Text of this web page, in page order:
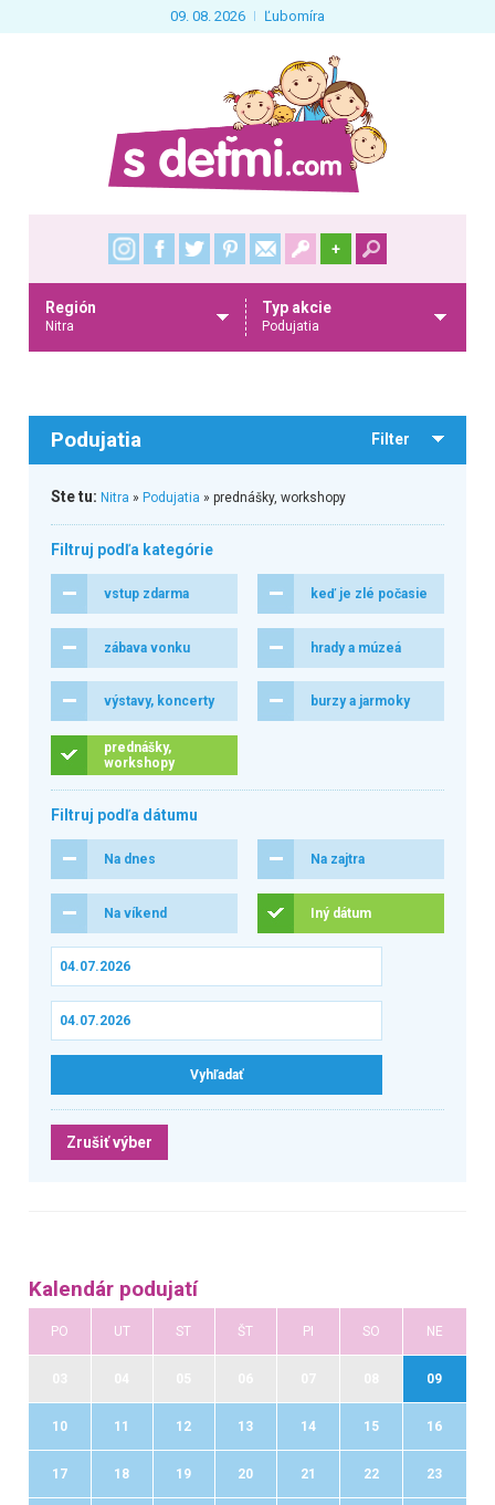
09. 08. 2026 Ľubomíra
+
Región
Nitra
Typ akcie
Podujatia
Podujatia Filter
Ste tu: Nitra » Podujatia » prednášky, workshopy
Filtruj podľa kategórie
vstup zdarma keď je zlé počasie
zábava vonku hrady a múzeá
výstavy, koncerty burzy a jarmoky
prednášky,
workshopy
Filtruj podľa dátumu
Na dnes Na zajtra
Na víkend Iný dátum
Zrušiť výber
Kalendár podujatí
PO UT ST ŠT PI SO NE
09
10 11 12 13 14 15 16
17 18 19 20 21 22 23